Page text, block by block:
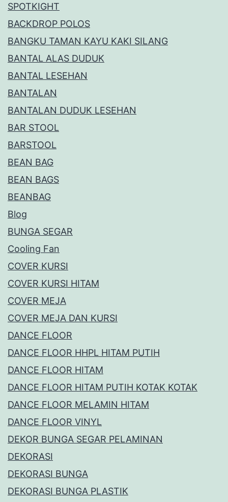
SPOTKIGHT
BACKDROP POLOS
BANGKU TAMAN KAYU KAKI SILANG
BANTAL ALAS DUDUK
BANTAL LESEHAN
BANTALAN
BANTALAN DUDUK LESEHAN
BAR STOOL
BARSTOOL
BEAN BAG
BEAN BAGS
BEANBAG
Blog
BUNGA SEGAR
Cooling Fan
COVER KURSI
COVER KURSI HITAM
COVER MEJA
COVER MEJA DAN KURSI
DANCE FLOOR
DANCE FLOOR HHPL HITAM PUTIH
DANCE FLOOR HITAM
DANCE FLOOR HITAM PUTIH KOTAK KOTAK
DANCE FLOOR MELAMIN HITAM
DANCE FLOOR VINYL
DEKOR BUNGA SEGAR PELAMINAN
DEKORASI
DEKORASI BUNGA
DEKORASI BUNGA PLASTIK